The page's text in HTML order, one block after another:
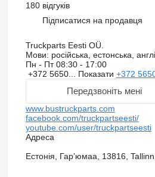
180 відгуків
Підписатися на продавця
Truckparts Eesti OÜ.
Мови: російська, естонська,
Пн - Пт08:30 - 17:00
+372 5650... Показати +372
Передзвоніть мені
www.bustruckparts.com
facebook.com/truckpartseesti/
youtube.com/user/truckpartseesti
Адреса
Естонія, Гар’юмаа, 13816,